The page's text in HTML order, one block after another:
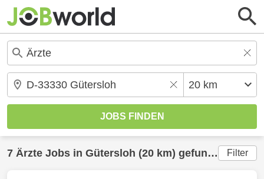
7 Ärzte Jobs in Gütersloh (20 km) gefunden Filter